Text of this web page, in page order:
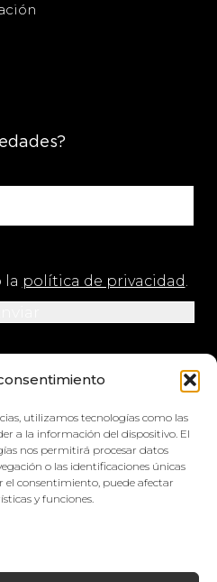
utilizamos tecnologías como las
a la información del dispositivo. El
nos permitirá procesar datos
o las identificaciones únicas
el consentimiento, puede afectar
y funciones.
la política de privacidad.